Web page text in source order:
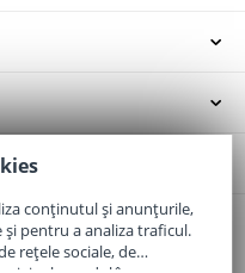
conținutul și anunțurile,
pentru a analiza traficul.
rețele sociale, de